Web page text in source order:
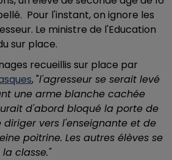
Pour l'instant, on ignore les
Le ministre de l'Education
sur place.
recueillis sur place par
, "l'agresseur se serait levé
une arme blanche cachée
d'abord bloqué la porte de
vers l'enseignante et de
poitrine. Les autres élèves se
classe."